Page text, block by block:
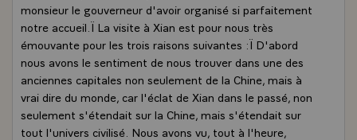
monsieur le gouverneur d'avoir organisé si parfaitement
notre accueil.Ï La visite à Xian est pour nous très
émouvante pour les trois raisons suivantes :Ï D'abord
nous avons le sentiment de nous trouver dans une des
anciennes capitales non seulement de la Chine, mais à
vrai dire du monde, car l'éclat de Xian dans le passé, non
seulement s'étendait sur la Chine, mais s'étendait sur
tout l'univers civilisé. Nous avons vu, tout à l'heure,